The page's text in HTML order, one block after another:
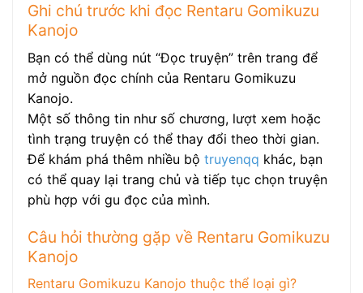
Ghi chú trước khi đọc Rentaru Gomikuzu
Kanojo
Bạn có thể dùng nút “Đọc truyện” trên trang để
mở nguồn đọc chính của Rentaru Gomikuzu
Kanojo.
Một số thông tin như số chương, lượt xem hoặc
tình trạng truyện có thể thay đổi theo thời gian.
Để khám phá thêm nhiều bộ truyenqq khác, bạn
có thể quay lại trang chủ và tiếp tục chọn truyện
phù hợp với gu đọc của mình.
Câu hỏi thường gặp về Rentaru Gomikuzu
Kanojo
Rentaru Gomikuzu Kanojo thuộc thể loại gì?